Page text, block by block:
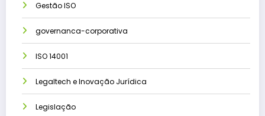
Gestão ISO
governanca-corporativa
ISO 14001
Legaltech e Inovação Jurídica
Legislação